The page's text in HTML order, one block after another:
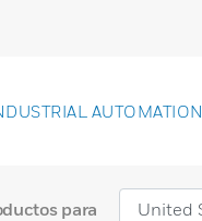
AUTOMATION
para